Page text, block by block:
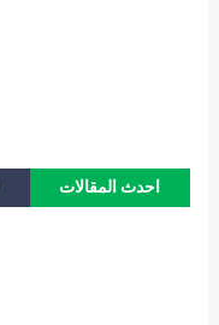
احدث المقالات